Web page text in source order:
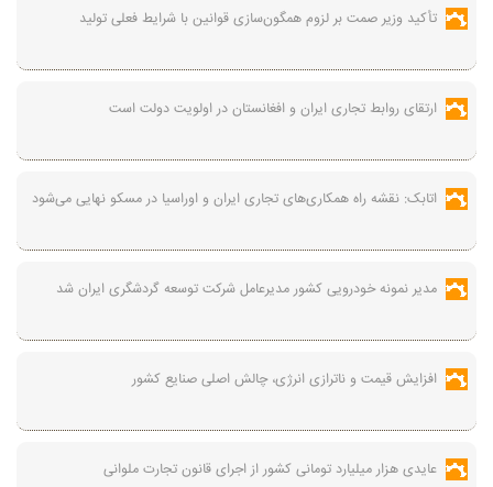
تأکید وزیر صمت بر لزوم همگون‌سازی قوانین با شرایط فعلی تولید
ارتقای روابط تجاری ایران و افغانستان در اولویت دولت است
اتابک: نقشه راه همکاری‌های تجاری ایران و اوراسیا در مسکو نهایی می‌شود
مدیر نمونه خودرویی کشور مدیرعامل شرکت توسعه گردشگری ایران شد
افزایش قیمت و ناترازی انرژی، چالش اصلی صنایع کشور
عایدی هزار میلیارد تومانی کشور از اجرای قانون تجارت ملوانی